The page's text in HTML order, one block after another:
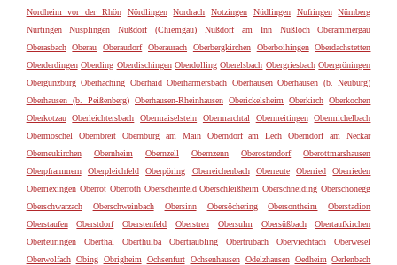
Nordheim vor der Rhön
Nördlingen Nordrach Notzingen Nüdlingen Nufringen
Nürnberg
Nürtingen
Nusplingen Nußdorf (Chiemgau) Nußdorf am Inn Nußloch
Oberammergau
Oberasbach
Oberau Oberaudorf Oberaurach Oberbergkirchen Oberboihingen
Oberdachstetten
Oberderdingen Oberding Oberdischingen Oberdolling Oberelsbach Obergriesbach Obergröningen
Obergünzburg Oberhaching Oberhaid Oberharmersbach Oberhausen Oberhausen (b. Neuburg)
Oberhausen (b. Peißenberg) Oberhausen-Rheinhausen Oberickelsheim Oberkirch Oberkochen
Oberkotzau
Oberleichtersbach Obermaiselstein Obermarchtal Obermeitingen
Obermichelbach
Obermoschel
Obernbreit Obernburg am Main Oberndorf am Lech
Oberndorf am Neckar
Oberneukirchen
Obernheim Obernzell Obernzenn Oberostendorf
Oberottmarshausen
Oberpframmern
Oberpleichfeld Oberpöring Oberreichenbach Oberreute Oberried
Oberrieden
Oberriexingen Oberrot Oberroth Oberscheinfeld Oberschleißheim Oberschneiding Oberschönegg
Oberschwarzach
Oberschweinbach Obersinn Obersöchering Obersontheim
Oberstadion
Oberstaufen
Oberstdorf Oberstenfeld Oberstreu Obersulm Obersüßbach
Obertaufkirchen
Oberteuringen
Oberthal Oberthulba Obertraubling Obertrubach Oberviechtach
Oberwesel
Oberwolfach Obing Obrigheim Ochsenfurt Ochsenhausen Odelzhausen Oedheim Oerlenbach